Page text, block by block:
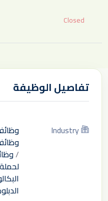
Closed
تفاصيل الوظيفة
Industry
/